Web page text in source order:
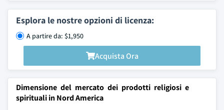
Esplora le nostre opzioni di licenza:
A partire da: $1,950
Acquista Ora
Dimensione del mercato dei prodotti religiosi e
spirituali in Nord America